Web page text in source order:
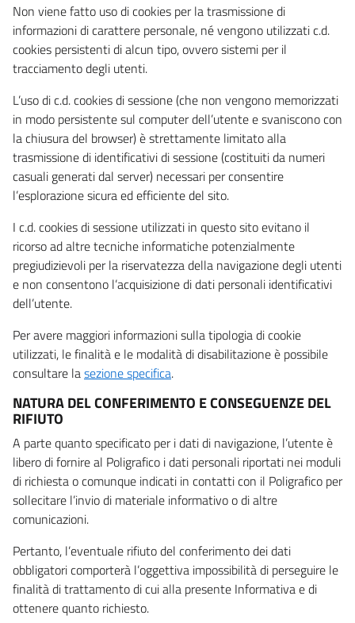
Non viene fatto uso di cookies per la trasmissione di
informazioni di carattere personale, né vengono utilizzati c.d.
cookies persistenti di alcun tipo, ovvero sistemi per il
tracciamento degli utenti.
L’uso di c.d. cookies di sessione (che non vengono memorizzati
in modo persistente sul computer dell’utente e svaniscono con
la chiusura del browser) è strettamente limitato alla
trasmissione di identificativi di sessione (costituiti da numeri
casuali generati dal server) necessari per consentire
l’esplorazione sicura ed efficiente del sito.
I c.d. cookies di sessione utilizzati in questo sito evitano il
ricorso ad altre tecniche informatiche potenzialmente
pregiudizievoli per la riservatezza della navigazione degli utenti
e non consentono l’acquisizione di dati personali identificativi
dell’utente.
Per avere maggiori informazioni sulla tipologia di cookie
utilizzati, le finalità e le modalità di disabilitazione è possibile
consultare lasezione specifica.
NATURA DEL CONFERIMENTO E CONSEGUENZE DEL
RIFIUTO
A parte quanto specificato per i dati di navigazione, l’utente è
libero di fornire al Poligrafico i dati personali riportati nei moduli
di richiesta o comunque indicati in contatti con il Poligrafico per
sollecitare l’invio di materiale informativo o di altre
comunicazioni.
Pertanto, l’eventuale rifiuto del conferimento dei dati
obbligatori comporterà l’oggettiva impossibilità di perseguire le
finalità di trattamento di cui alla presente Informativa e di
ottenere quanto richiesto.